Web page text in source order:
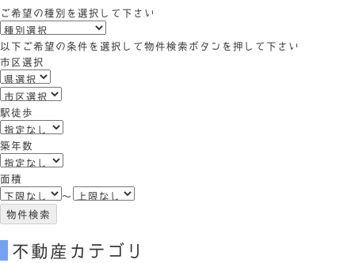
(キ
ー
ワ
ー
ド)
ご希望の種別を選択して下さい
以下ご希望の条件を選択して物件検索ボタンを押して下さい
市区選択
駅徒歩
築年数
面積
～
不動産カテゴリ